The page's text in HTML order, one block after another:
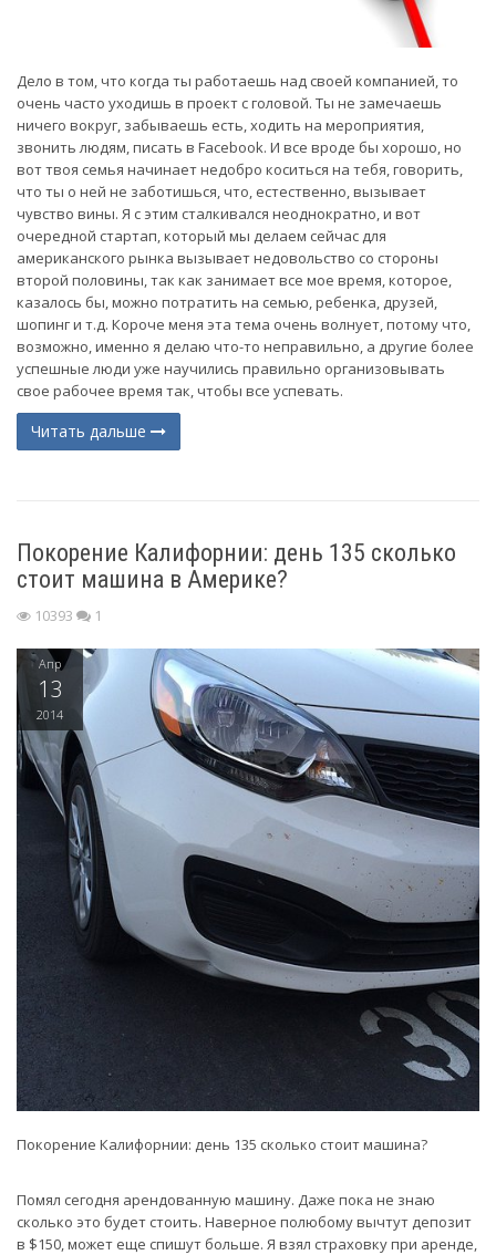
Дело в том, что когда ты работаешь над своей компанией, то
очень часто уходишь в проект с головой. Ты не замечаешь
ничего вокруг, забываешь есть, ходить на мероприятия,
звонить людям, писать в Facebook. И все вроде бы хорошо, но
вот твоя семья начинает недобро коситься на тебя, говорить,
что ты о ней не заботишься, что, естественно, вызывает
чувство вины. Я с этим сталкивался неоднократно, и вот
очередной стартап, который мы делаем сейчас для
американского рынка вызывает недовольство со стороны
второй половины, так как занимает все мое время, которое,
казалось бы, можно потратить на семью, ребенка, друзей,
шопинг и т.д. Короче меня эта тема очень волнует, потому что,
возможно, именно я делаю что-то неправильно, а другие более
успешные люди уже научились правильно организовывать
свое рабочее время так, чтобы все успевать.
Читать дальше
Покорение Калифорнии: день 135 сколько
стоит машина в Америке?
10393 1
Апр
13
2014
Покорение Калифорнии: день 135 сколько стоит машина?
Помял сегодня арендованную машину. Даже пока не знаю
сколько это будет стоить. Наверное полюбому вычтут депозит
в $150, может еще спишут больше. Я взял страховку при аренде,